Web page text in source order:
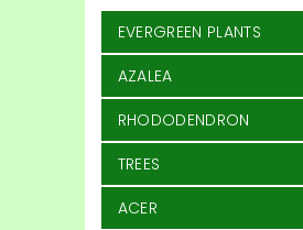
EVERGREEN PLANTS
AZALEA
RHODODENDRON
TREES
ACER